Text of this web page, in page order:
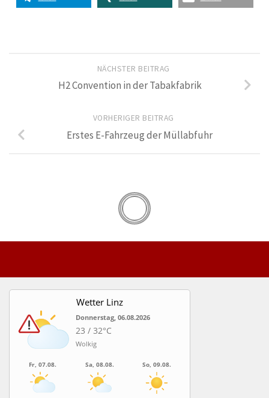
NÄCHSTER BEITRAG
H2 Convention in der Tabakfabrik
VORHERIGER BEITRAG
Erstes E-Fahrzeug der Müllabfuhr
Wetter Linz
Donnerstag, 06.08.2026
23 / 32°C
Wolkig
Fr, 07.08. Sa, 08.08. So, 09.08.